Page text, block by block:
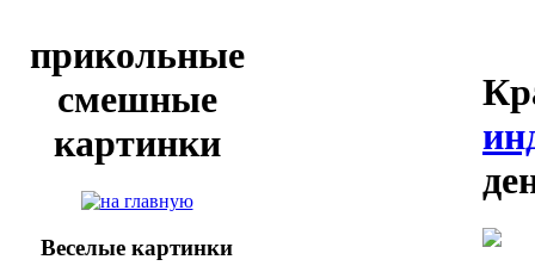
прикольные
смешные
картинки
Веселые картинки